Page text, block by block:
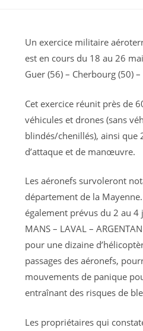
Un exercice militaire
est en cours du 18 au 26
Guer (56) – Cherbourg (50)
Cet exercice réunit près de
véhicules et drones (sans
blindés/chenillés), ainsi que
d’attaque et de manœuvre.
Les aéronefs survoleront
département de la
également prévus du 2 au 4
MANS – LAVAL –
pour une dizaine
passages des aéronefs,
mouvements de panique
entraînant des risques de
Les propriétaires qui